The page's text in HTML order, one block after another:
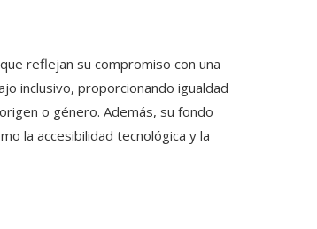
reflejan su compromiso con una
inclusivo, proporcionando igualdad
o género. Además, su fondo
la accesibilidad tecnológica y la